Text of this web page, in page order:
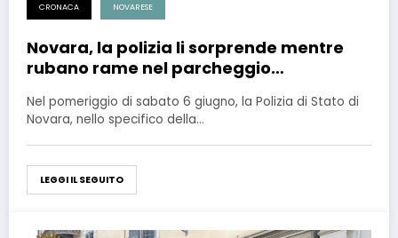
CRONACA NOVARESE
Novara, la polizia li sorprende mentre
rubano rame nel parcheggio
Nel pomeriggio di sabato 6 giugno, la Polizia di Stato di
Novara, nello specifico della…
LEGGI IL SEGUITO